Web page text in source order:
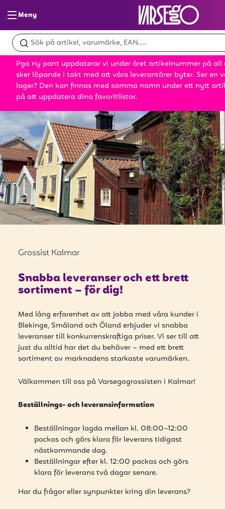
Meny
Glass & slush
Dryck
Snacks
Mat
Bröd
Leksaker
Kampanjer
Bli kund
Hitta din grossist
Hållbarhet
Jobba hos oss
Kontakta oss
Om oss
Glassutbildningar
Event
Logga in
Vill du få erbjudanden och vara den första att
få uppdateringar kring kampanjer?
Ange din e-postadress nedan för att ta del av våra nyheter
och erbjudanden.
Pga ny pant uppdaterar vi under året artikelnummer på all
sker löpande i takt med att våra leverantörer byter. Ser en
lager? Den kan finnas med samma namn under ett nytt
på att uppdatera dina favoritlistor.
;
Grossist Kalmar
Snabba leveranser och ett brett
sortiment – för dig!
Med lång erfarenhet av att jobba med våra kunder i
Blekinge, Småland och Öland erbjuder vi snabba
leveranser till konkurrenskraftiga priser. Vi ser till att
just du alltid har det du behöver – med ett brett
sortiment av marknadens starkaste varumärken.
Välkommen till oss på Varsegogrossisten i Kalmar!
Beställnings- och leveransinformation
Beställningar lagda mellan kl. 08:00–12:00
packas och görs klara för leverans tidigast
nästkommande dag.
Beställningar efter kl. 12:00 packas och görs
klara för leverans två dagar senare.
Har du frågor eller synpunkter kring din leverans?